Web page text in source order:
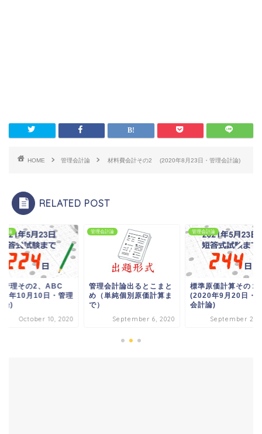
HOME 管理会計論 材料費会計その2 (2020年8月23日・管理会計論)
RELATED POST
計論
管理その2、ABC
年10月10日・管理
論)
October 10, 2020
管理会計論
管理会計論出るとこまと
め（単純個別原価計算ま
で）
September 6, 2020
管理会計論
標準原価計算その
(2020年9月20日・
会計論)
September 21,